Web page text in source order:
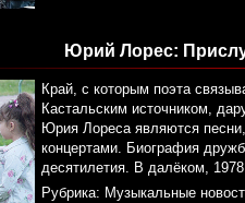
Юрий Лорес:
Край, с которым поэта
Кастальским источником,
Юрия Лореса являются
концертами. Биография
десятилетия. В далёком,
Рубрика: Музыкальные